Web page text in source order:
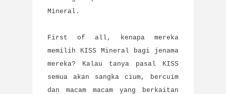
Mineral.
First of all, kenapa mereka
memilih KISS Mineral bagi jenama
mereka? Kalau tanya pasal KISS
semua akan sangka cium, bercuim
dan macam macam yang berkaitan